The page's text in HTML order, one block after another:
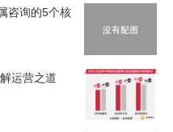
咨询的5个核
运营之道